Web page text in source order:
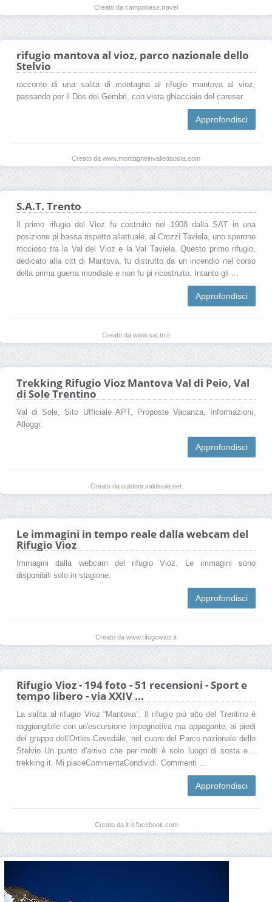
Creato da campobase.travel
rifugio mantova al vioz, parco nazionale dello
Stelvio
racconto di una salita di montagna al rifugio mantova al vioz,
passando per il Dos dei Gembri, con vista ghiacciaio del careser.
Approfondisci
Creato da www.montagneinvalledaosta.com
S.A.T. Trento
Il primo rifugio del Vioz fu costruito nel 1908 dalla SAT in una
posizione pi bassa rispetto allattuale, ai Crozzi Taviela, uno sperone
roccioso tra la Val del Vioz e la Val Taviela. Questo primo rifugio,
dedicato alla citt di Mantova, fu distrutto da un incendio nel corso
della prima guerra mondiale e non fu pi ricostruito. Intanto gli ...
Approfondisci
Creato da www.sat.tn.it
Trekking Rifugio Vioz Mantova Val di Peio, Val
di Sole Trentino
Val di Sole, Sito Ufficiale APT, Proposte Vacanza, Informazioni,
Alloggi.
Approfondisci
Creato da outdoor.valdisole.net
Le immagini in tempo reale dalla webcam del
Rifugio Vioz
Immagini dalla webcam del rifugio Vioz. Le immagini sono
disponibili solo in stagione.
Approfondisci
Creato da www.rifugiovioz.it
Rifugio Vioz - 194 foto - 51 recensioni - Sport e
tempo libero - via XXIV ...
La salita al rifugio Vioz “Mantova”. Il rifugio più alto del Trentino è
raggiungibile con un'escursione impegnativa ma appagante, ai piedi
del gruppo dell'Ortles-Cevedale, nel cuore del Parco nazionale dello
Stelvio Un punto d'arrivo che per molti è solo luogo di sosta e…
trekking.it. Mi piaceCommentaCondividi. Commenti ...
Approfondisci
Creato da it-it.facebook.com